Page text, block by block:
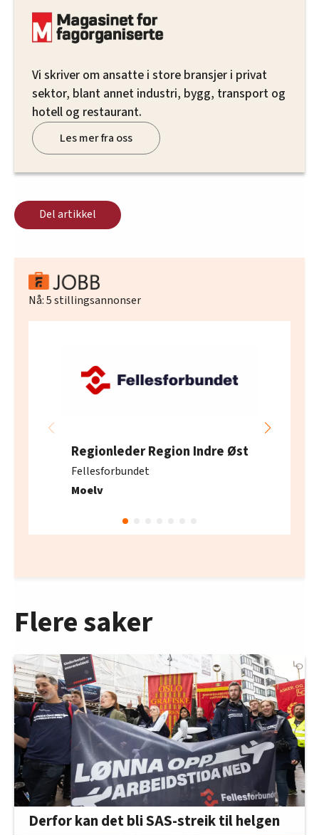
Vi skriver om ansatte i store bransjer i privat
sektor, blant annet industri, bygg, transport og
hotell og restaurant.
Les mer fra oss
Del artikkel
Nå:5stillingsannonser
Regionleder Region Indre Øst
Fellesforbundet
Moelv
Flere saker
Derfor kan det bli SAS-streik til helgen